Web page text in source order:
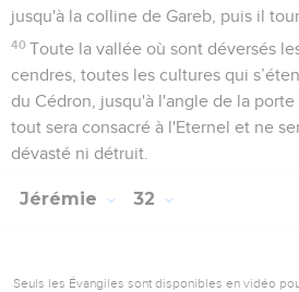
jusqu'à la colline de Gareb, puis il
40 Toute la vallée où sont déversés
cendres, toutes les cultures qui
du Cédron, jusqu'à l'angle de la porte
tout sera consacré à l'Eternel et ne
dévasté ni détruit.
Jérémie 32
Seuls les Évangiles sont disponibles en vidéo